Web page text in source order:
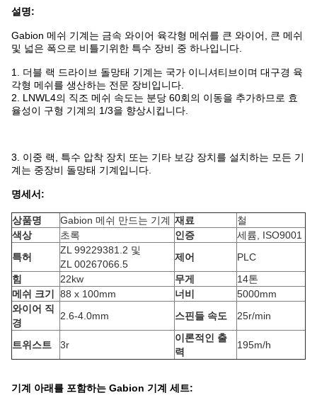
설명:
Gabion 메쉬 기계는 금속 와이어 육각형 메쉬를 큰 와이어, 큰 메쉬
및 넓은 폭으로 비틀기위한 특수 장비 중 하나입니다.
1. 더블 랙 드라이브 돌망태 기계는 국가 이니셔티브이며 대구경 육
각형 메쉬를 생산하는 전문 장비입니다.
2. LNWL4의 직조 메쉬 속도는 분당 60회의 이동을 추가하므로 효
율성이 구형 기계의 1/3을 향상시킵니다.
3. 이중 랙, 특수 압착 장치 또는 기타 보강 장치를 설치하는 모든 기
계는 중장비 돌망태 기계입니다.
명세서:
상품명 Gabion 메쉬 만드는 기계 재료
철
색상
초록 인증
세륨, ISO9001
특허
ZL 99229381.2 및
ZL 00267066.5
제어
PLC
힘
22kw 무게
14톤
메쉬 크기
88 x 100mm 너비
5000mm
와이어 직
경
2.6-4.0mm 스핀들 속도 25r/min
트위스트 3r
이론적인 출
력
195m/h
기계 아래를 포함하는 Gabion 기계 세트: